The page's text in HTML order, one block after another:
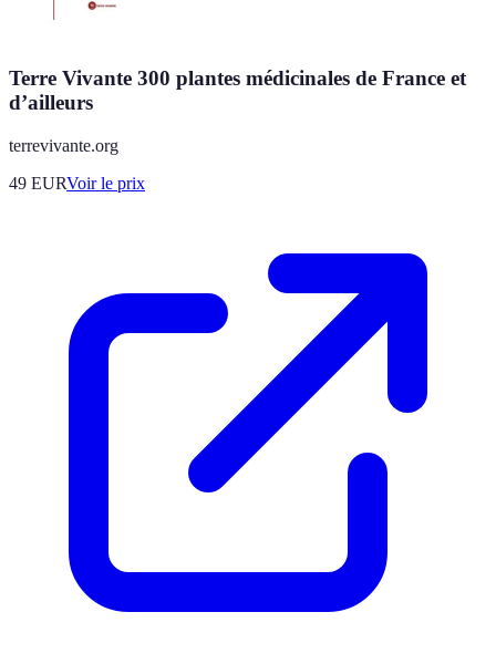
Terre Vivante 300 plantes médicinales de France et
d’ailleurs
terrevivante.org
49 EURVoir le prix